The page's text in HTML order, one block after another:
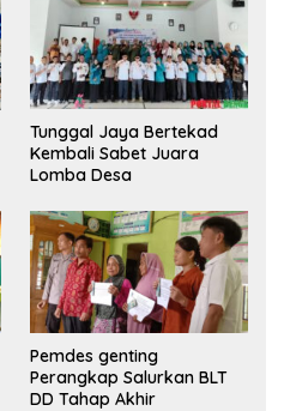
Tunggal Jaya Bertekad
Kembali Sabet Juara
Lomba Desa
Pemdes genting
Perangkap Salurkan BLT
DD Tahap Akhir